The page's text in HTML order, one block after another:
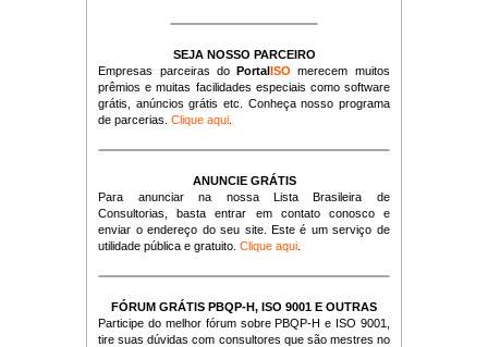
SEJA NOSSO PARCEIRO
Empresas parceiras doPortalISO merecem muitos
prêmios e muitas facilidades especiais como software
grátis, anúncios grátis etc. Conheça nosso programa
de parcerias.Clique aqui
ANUNCIE GRÁTIS
Para anunciar na nossa Lista Brasileira de
Consultorias, basta entrar em contato conosco e
enviar o endereço do seu site. Este é um serviço de
utilidade pública e gratuito.Clique aqui
FÓRUM GRÁTIS PBQP-H, ISO 9001 E OUTRAS
Participe do melhor fórum sobre PBQP-H e ISO 9001,
tire suas dúvidas com consultores que são mestres no